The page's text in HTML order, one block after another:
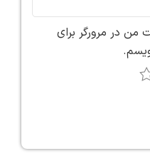
من در مرورگر برای